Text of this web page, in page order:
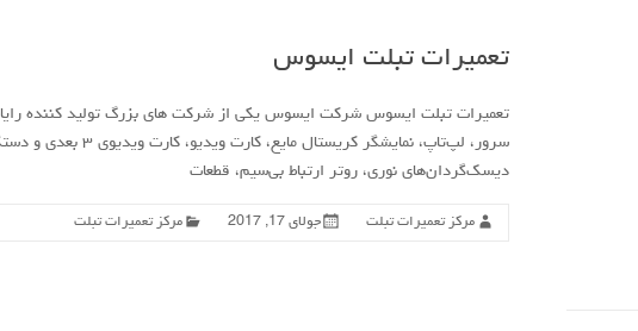
تعمیرات تبلت ایسوس
تعمیرات تبلت ایسوس شرکت ایسوس یکی از شرکت های بزرگ تولید کننده
سرور، لپ‌تاپ، نمایشگر
دیسک‌گردان‌های نوری، روتر ارتباط بی‌سیم، قطعات
مرکز تعمیرات تبلت جولای 17, 2017 مرکز تعمیرات تبلت